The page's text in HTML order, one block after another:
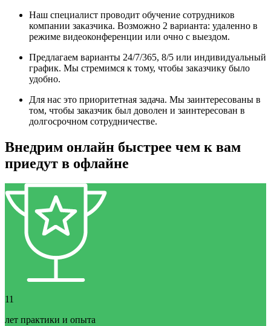
Наш специалист проводит обучение сотрудников
компании заказчика. Возможно 2 варианта: удаленно в
режиме видеоконференции или очно с выездом.
Предлагаем варианты 24/7/365, 8/5 или индивидуальный
график. Мы стремимся к тому, чтобы заказчику было
удобно.
Для нас это приоритетная задача. Мы заинтересованы в
том, чтобы заказчик был доволен и заинтересован в
долгосрочном сотрудничестве.
Внедрим онлайн быстрее чем к вам
приедут в офлайне
11
лет практики и опыта